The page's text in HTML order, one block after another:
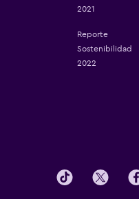
2021
Reporte
Sostenibilidad
2022